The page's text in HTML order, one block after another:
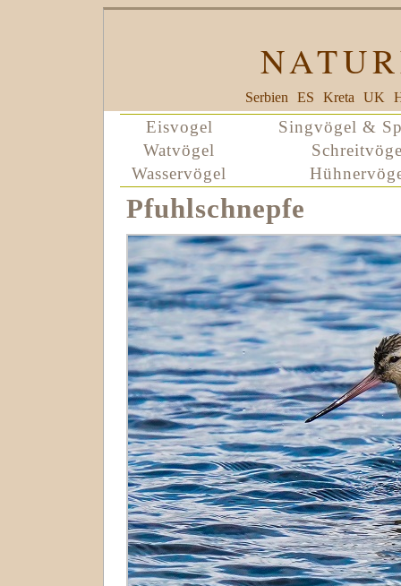
Serbien ES Kreta UK
Eisvogel
Singvögel &
Watvögel
Wasservögel
Pfuhlschnepfe